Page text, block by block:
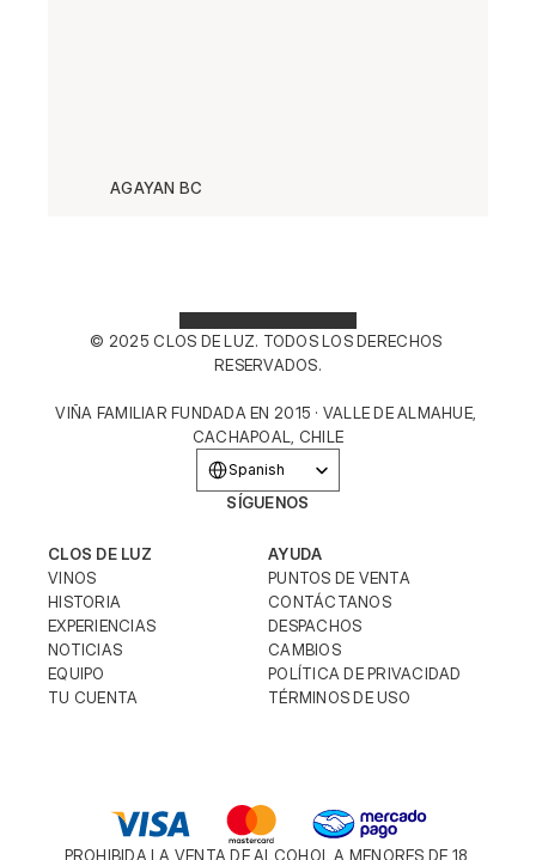
AGAYAN BC
© 2025 CLOS DE LUZ. TODOS LOS DERECHOS
RESERVADOS.
VIÑA FAMILIAR FUNDADA EN 2015 · VALLE DE ALMAHUE,
CACHAPOAL, CHILE
Spanish
SÍGUENOS
CLOS DE LUZ
HISTORIA
VINOS
EXPERIENCIAS
NOTICIAS
EQUIPO
TU CUENTA
AYUDA
CONTÁCTANOS
PUNTOS DE VENTA
DESPACHOS
CAMBIOS
POLÍTICA DE PRIVACIDAD
TÉRMINOS DE USO
PROHIBIDA LA VENTA DE ALCOHOL A MENORES DE 18